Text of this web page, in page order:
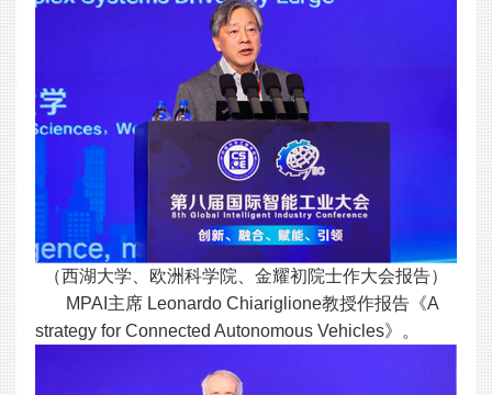
（西湖大学、欧洲科学院、金耀初院士作大会报告）
MPAI主席 Leonardo Chiariglione教授作报告《A
strategy for Connected Autonomous Vehicles》。